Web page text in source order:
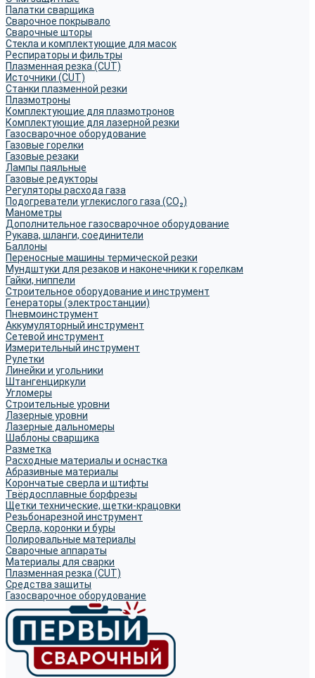
Палатки сварщика
Сварочное покрывало
Сварочные шторы
Стекла и комплектующие для масок
Респираторы и фильтры
Плазменная резка (CUT)
Источники (CUT)
Станки плазменной резки
Плазмотроны
Комплектующие для плазмотронов
Комплектующие для лазерной резки
Газосварочное оборудование
Газовые горелки
Газовые резаки
Лампы паяльные
Газовые редукторы
Регуляторы расхода газа
Подогреватели углекислого газа (CO₂)
Манометры
Дополнительное газосварочное оборудование
Рукава, шланги, соединители
Баллоны
Переносные машины термической резки
Мундштуки для резаков и наконечники к горелкам
Гайки, ниппели
Строительное оборудование и инструмент
Генераторы (электростанции)
Пневмоинструмент
Аккумуляторный инструмент
Сетевой инструмент
Измерительный инструмент
Рулетки
Линейки и угольники
Штангенциркули
Угломеры
Строительные уровни
Лазерные уровни
Лазерные дальномеры
Шаблоны сварщика
Разметка
Расходные материалы и оснастка
Абразивные материалы
Корончатые сверла и штифты
Твёрдосплавные борфрезы
Щетки технические, щетки-крацовки
Резьбонарезной инструмент
Сверла, коронки и буры
Полировальные материалы
Сварочные аппараты
Материалы для сварки
Плазменная резка (CUT)
Средства защиты
Газосварочное оборудование